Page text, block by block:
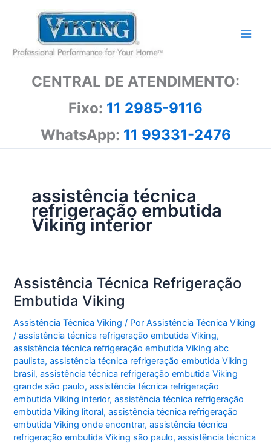
conteúdo
CENTRAL DE ATENDIMENTO:
Fixo: 11 2985-9116
WhatsApp: 11 99331-2476
assistência técnica
refrigeração embutida
Viking interior
Assistência Técnica Refrigeração
Embutida Viking
Assistência Técnica Viking / PorAssistência Técnica Viking
/assistência técnica refrigeração embutida Viking,
assistência técnica refrigeração embutida Viking abc
paulista,assistência técnica refrigeração embutida Viking
brasil,assistência técnica refrigeração embutida Viking
grande são paulo,assistência técnica refrigeração
embutida Viking interior,assistência técnica refrigeração
embutida Viking litoral,assistência técnica refrigeração
embutida Viking onde encontrar,assistência técnica
refrigeração embutida Viking são paulo,assistência técnica